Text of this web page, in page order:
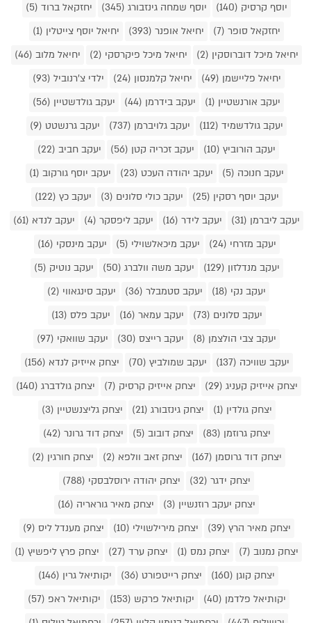
יוסף קרסיק (140)
יוסף שמחה גינזבורג (345)
יחזקאל ברוד (5)
יחזקאל סופר (7)
יחיאל אופנר (393)
יחיאל יוסף צייטלין (1)
יחיאל מיכל דוברוסקין (2)
יחיאל מיכל פיקרסקי (2)
יחיאל מלוב (46)
יחיאל פליישמן (49)
יחיאל קלמנסון (24)
ילדי צ'רנוביל (93)
יעקב אורנשטיין (1)
יעקב בידרמן (44)
יעקב גולדשטיין (56)
יעקב גולדשמיד (112)
יעקב גלויברמן (737)
יעקב גרנשטט (9)
יעקב הורוביץ (10)
יעקב זכריה קטן (56)
יעקב חביב (22)
יעקב חנוכה (5)
יעקב יהודה העכט (23)
יעקב יוסף גורקוב (1)
יעקב יוסף רסקין (25)
יעקב כולי סלונים (3)
יעקב כץ (122)
יעקב ליברמן (31)
יעקב לידר (16) יעקב ליפסקר (4)
יעקב לנדא (61)
יעקב מזרחי (24)
יעקב מיכאלשוילי (5)
יעקב מינסקי (16)
יעקב מנדלזון (129)
יעקב משה וולברג (50)
יעקב נוטיק (5)
יעקב נקי (18)
יעקב סטמבלר (36)
יעקב סינגאווי (2)
יעקב סלונים (73)
יעקב עמאר (16)
יעקב פלס (13)
יעקב צבי הולצמן (8)
יעקב רייצס (30)
יעקב שוואקי (97)
יעקב שוויכה (137)
יעקב שמולביץ (70)
יצחק אייזיק לנדא (156)
יצחק אייזיק קעניג (29)
יצחק אייזיק קרסיק (7)
יצחק גולדברג (140)
יצחק גולדין (1)
יצחק גינזבורג (21)
יצחק גליצנשטיין (3)
יצחק גרוזמן (83)
יצחק דובוב (5)
יצחק דוד גרונר (42)
יצחק דוד גרוסמן (167)
יצחק זאב וולפא (2)
יצחק חורגין (2)
יצחק ידגר (32)
יצחק יהודה ירוסלבסקי (788)
יצחק יעקב רוזנשיין (3)
יצחק מאיר גוראריה (16)
יצחק מאיר הרץ (39)
יצחק מירילשוילי (10)
יצחק מענדל ליס (9)
יצחק נמנוב (7)
יצחק נמס (1) יצחק ערד (27)
יצחק פרץ ליפשיץ (1)
יצחק קוגן (160)
יצחק רייטפורט (36)
יקותיאל גרין (146)
יקותיאל פלדמן (40)
יקותיאל פרקש (153)
יקותיאל ראפ (57)